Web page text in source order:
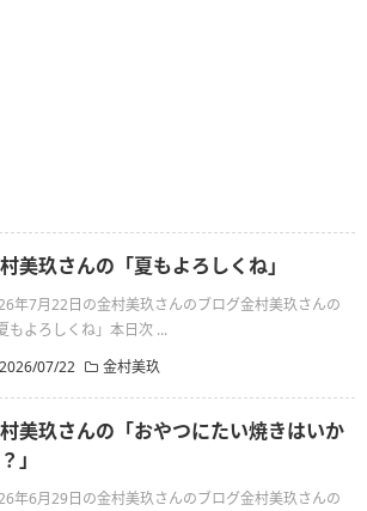
美玖さんの「夏もよろしくね」
年7月22日の金村美玖さんのブログ金村美玖さんの
夏もよろしくね」本日次 ...
2026/07/22
金村美玖
美玖さんの「おやつにたい焼きはいか
」
年6月29日の金村美玖さんのブログ金村美玖さんの